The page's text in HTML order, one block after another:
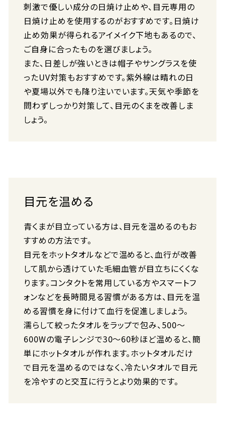
刺激で優しい成分の日焼け止めや、目元専用の
日焼け止めを使用するのがおすすめです。日焼け
止め効果が得られるアイメイク下地もあるので、
ご自身に合ったものを選びましょう。
また、日差しが強いときは帽子やサングラスを使
ったUV対策もおすすめです。紫外線は晴れの日
や夏場以外でも降り注いでいます。天気や季節を
問わずしっかり対策して、目元のくまを改善しま
しょう。
目元を温める
青くまが目立っている方は、目元を温めるのもお
すすめの方法です。
目元をホットタオルなどで温めると、血行が改善
して肌から透けていた毛細血管が目立ちにくくな
ります。コンタクトを常用している方やスマートフ
ォンなどを長時間見る習慣がある方は、目元を温
める習慣を身に付けて血行を促進しましょう。
濡らして絞ったタオルをラップで包み、500〜
600Wの電子レンジで30〜60秒ほど温めると、簡
単にホットタオルが作れます。ホットタオルだけ
で目元を温めるのではなく、冷たいタオルで目元
を冷やすのと交互に行うとより効果的です。